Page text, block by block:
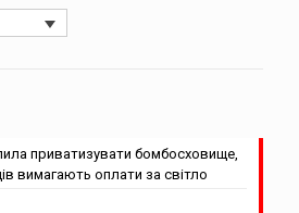
приватизувати бомбосховище,
вимагають оплати за світло